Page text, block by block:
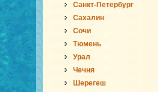
Санкт-Петербург
Сахалин
Сочи
Тюмень
Урал
Чечня
Шерегеш